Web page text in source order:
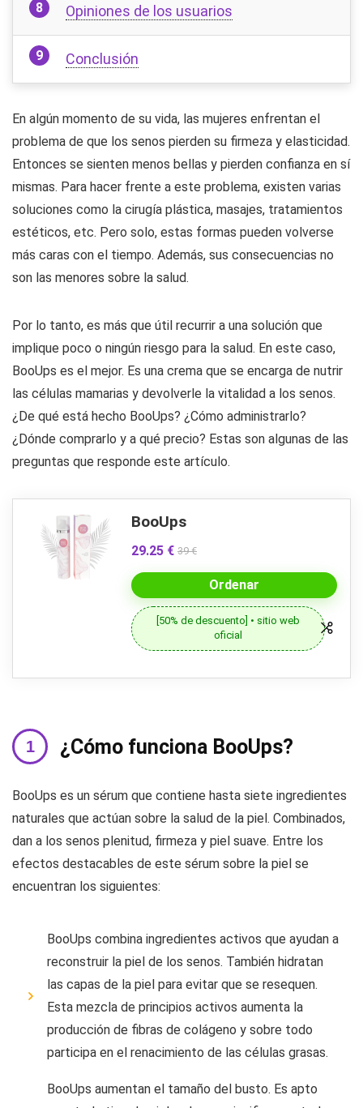
Opiniones de los usuarios
Conclusión
En algún momento de su vida, las mujeres enfrentan el
problema de que los senos pierden su firmeza y elasticidad.
Entonces se sienten menos bellas y pierden confianza en sí
mismas. Para hacer frente a este problema, existen varias
soluciones como la cirugía plástica, masajes, tratamientos
estéticos, etc. Pero solo, estas formas pueden volverse
más caras con el tiempo. Además, sus consecuencias no
son las menores sobre la salud.
Por lo tanto, es más que útil recurrir a una solución que
implique poco o ningún riesgo para la salud. En este caso,
BooUps es el mejor. Es una crema que se encarga de nutrir
las células mamarias y devolverle la vitalidad a los senos.
¿De qué está hecho BooUps? ¿Cómo administrarlo?
¿Dónde comprarlo y a qué precio? Estas son algunas de las
preguntas que responde este artículo.
BooUps
29.25 € 39 €
Ordenar
[50% de descuento] • sitio web
oficial
¿Cómo funciona BooUps?
BooUps es un sérum que contiene hasta siete ingredientes
naturales que actúan sobre la salud de la piel. Combinados,
dan a los senos plenitud, firmeza y piel suave. Entre los
efectos destacables de este sérum sobre la piel se
encuentran los siguientes:
BooUps combina ingredientes activos que ayudan a
reconstruir la piel de los senos. También hidratan
las capas de la piel para evitar que se resequen.
Esta mezcla de principios activos aumenta la
producción de fibras de colágeno y sobre todo
participa en el renacimiento de las células grasas.
BooUps aumentan el tamaño del busto. Es apto